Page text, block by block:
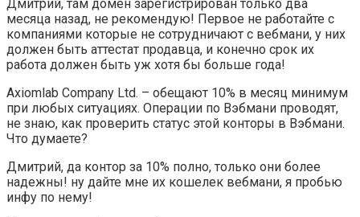
Дмитрий, там домен зарегистрирован только два
месяца назад, не рекомендую! Первое не работайте с
компаниями которые не сотрудничают с вебмани, у них
должен быть аттестат продавца, и конечно срок их
работа должен быть уж хотя бы больше года!
Axiomlab Company Ltd. – обещают 10% в месяц минимум
при любых ситуациях. Операции по Вэбмани проводят,
не знаю, как проверить статус этой конторы в Вэбмани.
Что думаете?
Дмитрий, да контор за 10% полно, только они более
надежны! ну дайте мне их кошелек вебмани, я пробью
инфу по нему!